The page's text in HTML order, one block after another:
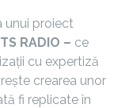
unui proiect
RADIO – ce
cu expertiză
crearea unor
fi replicate în